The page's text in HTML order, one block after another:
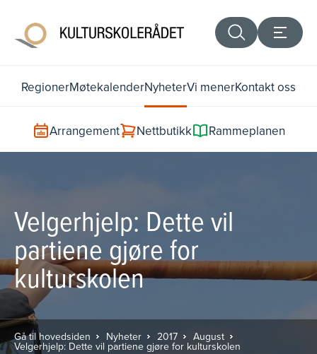
RegionerMøtekalenderNyheterVi menerKontakt oss
Arrangement Nettbutikk Rammeplanen
Velgerhjelp: Dette vil
partiene gjøre for
kulturskolen
Gå til hovedsiden Nyheter 2017 August
Velgerhjelp: Dette vil partiene gjøre for kulturskolen